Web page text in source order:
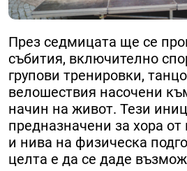
През седмицата ще се
събития, включително
групови тренировки,
велошествия насочени
начин на живот. Тези
предназначени за хора от
и нива на физическа
целта е да се даде